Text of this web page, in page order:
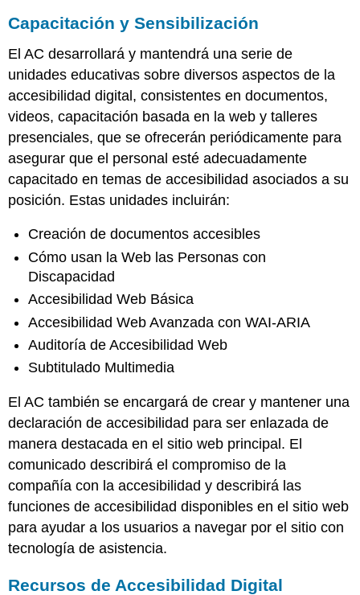
Capacitación y Sensibilización
El AC desarrollará y mantendrá una serie de
unidades educativas sobre diversos aspectos de la
accesibilidad digital, consistentes en documentos,
videos, capacitación basada en la web y talleres
presenciales, que se ofrecerán periódicamente para
asegurar que el personal esté adecuadamente
capacitado en temas de accesibilidad asociados a su
posición. Estas unidades incluirán:
Creación de documentos accesibles
Cómo usan la Web las Personas con
Discapacidad
Accesibilidad Web Básica
Accesibilidad Web Avanzada con WAI-ARIA
Auditoría de Accesibilidad Web
Subtitulado Multimedia
El AC también se encargará de crear y mantener una
declaración de accesibilidad para ser enlazada de
manera destacada en el sitio web principal. El
comunicado describirá el compromiso de la
compañía con la accesibilidad y describirá las
funciones de accesibilidad disponibles en el sitio web
para ayudar a los usuarios a navegar por el sitio con
tecnología de asistencia.
Recursos de Accesibilidad Digital